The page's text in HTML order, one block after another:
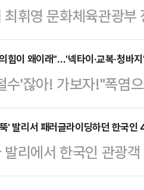
섰던 분, 당권 도전을
있다…
, 김정관 산업통상자원
미국과의 협의에 나선
리나라와 미국의 재무
재정부는 24일 기자
은 …
휘영 문화체육관광
냥해 "어긋난 자식 사
다.박성훈 수석대변인
고 결국 자진사퇴했지
국민 눈높이에 맞지
어긋난 '자식 사랑'이
후보자의 장녀는 대
표를…
힘이 왜이래"…'넥타이·교복·청바
수'잖아! 가보자!"폭염
만도 한 퇴근길. 그럼
를 발견하자 모두 걸음
과 청바지를 입은 청년
의 시큐리티, 교복을
' 발리서 패러글라이딩하던 한국인
발리에서 한국인 관광
지는 사고가 발생했다